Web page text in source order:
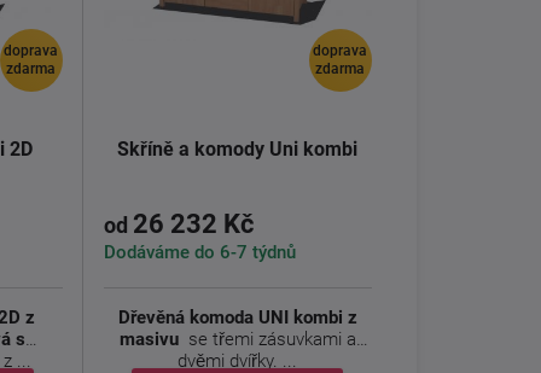
doprava
zdarma
2D
z
s
...
doprava
zdarma
Skříně a komody Uni kombi
od 26 232 Kč
Dodáváme do 6-7 týdnů
Dřevěná komoda UNI kombi z
masivu se třemi zásuvkami a
dvěmi dvířky. ...